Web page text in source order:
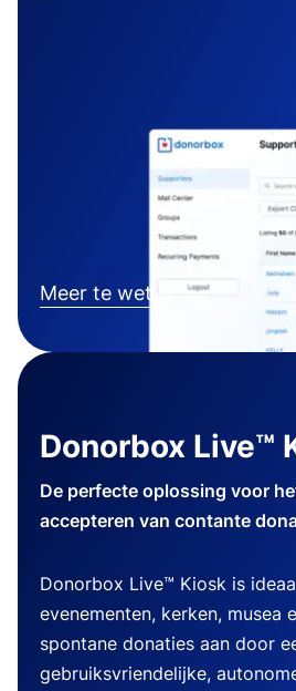
Meer te weten komen
Donorbox Live™
De perfecte oplossing voor
accepteren van contante
Donorbox Live™ Kiosk is
evenementen, kerken, musea
spontane donaties aan door
gebruiksvriendelijke,